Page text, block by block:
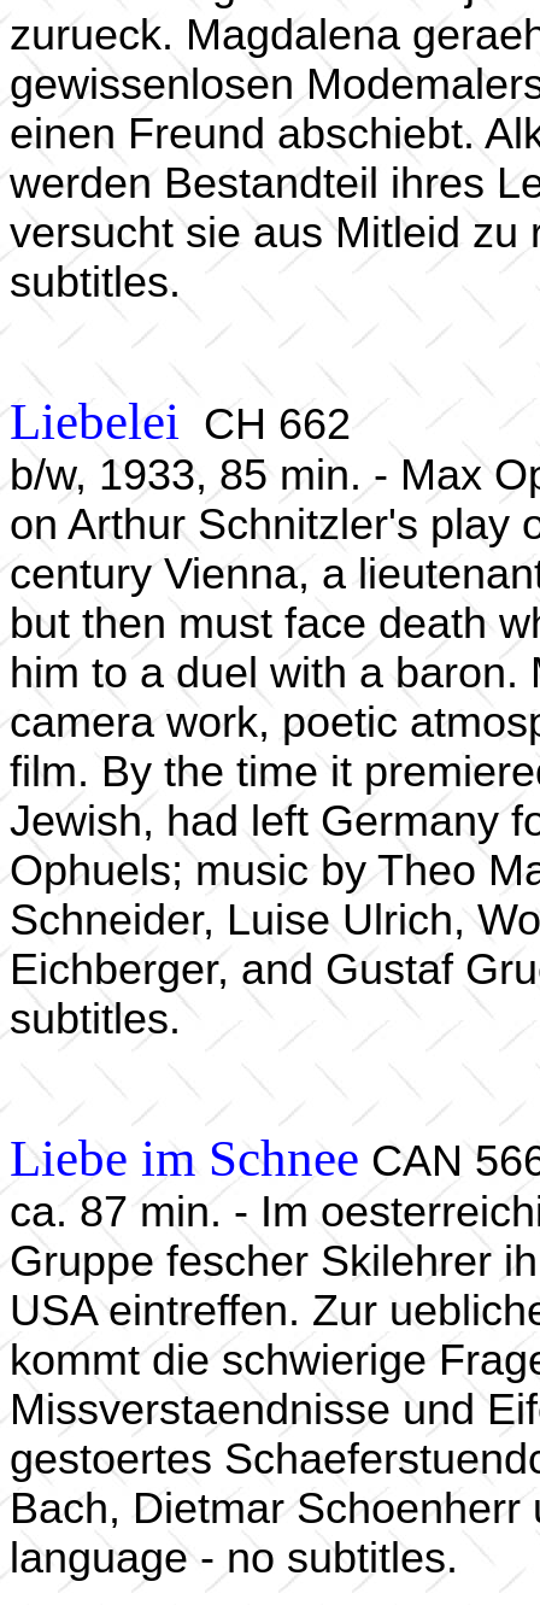
zurueck. Magdalena
gewissenlosen
einen Freund abschiebt.
werden Bestandteil ihres
versucht sie aus Mitleid zu
subtitles.
Liebelei CH 662
b/w, 1933, 85 min. - Max
on Arthur Schnitzler's play
century Vienna, a
but then must face death
him to a duel with a
camera work, poetic
film. By the time it
Jewish, had left Germany
Ophuels; music by Theo
Schneider, Luise Ulrich,
Eichberger, and Gustaf
subtitles.
Liebe im Schnee CAN
ca. 87 min. - Im
Gruppe fescher Skilehrer
USA eintreffen. Zur
kommt die schwierige
Missverstaendnisse und
gestoertes
Bach, Dietmar Schoenherr
language - no subtitles.